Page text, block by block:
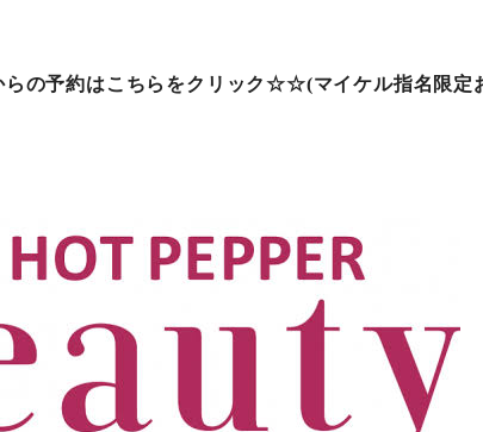
の予約はこちらをクリック☆☆(マイケル指名限定